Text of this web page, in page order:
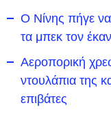
Ο Νίνης πήγε να
τα μπεκ τον
Αεροπορική
ντουλάπια της
επιβάτες